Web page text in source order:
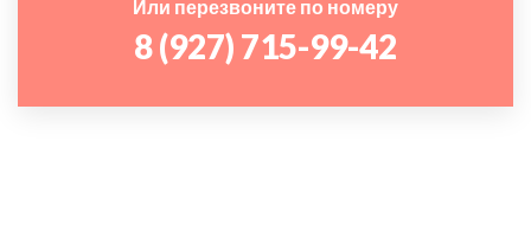
Или перезвоните по номеру
8 (927) 715-99-42